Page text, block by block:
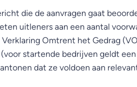
die de aanvragen gaat
uitleners aan een aantal
Omtrent het Gedrag
startende bedrijven geldt een
dat ze voldoen aan